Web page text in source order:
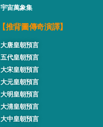
宇宙萬象集
【推背圖傳奇演譯】
大唐皇朝預言
五代皇朝預言
大宋皇朝預言
大元皇朝預言
大明皇朝預言
大清皇朝預言
大中皇朝預言